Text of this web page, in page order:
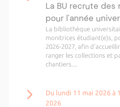
La BU recrute
pour l'année
La bibliothèque
monitrices étudiant(e)s,
2026-2027, afin
ranger les collections et
chantiers....
Du lundi 11 mai 2026 à
2026